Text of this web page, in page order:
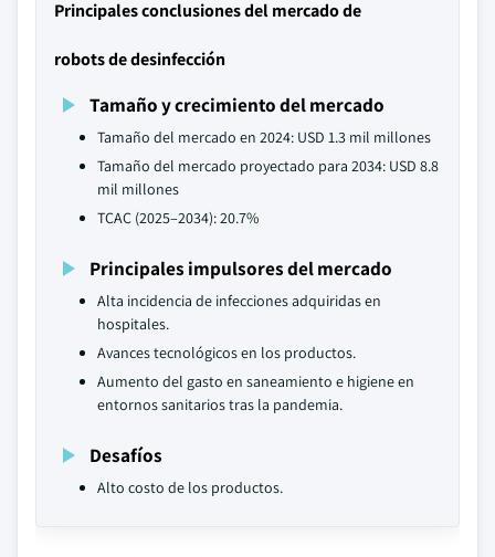
Principales conclusiones del mercado de
robots de desinfección
Tamaño y crecimiento del mercado
Tamaño del mercado en 2024: USD 1.3 mil millones
Tamaño del mercado proyectado para 2034: USD 8.8
mil millones
TCAC (2025–2034): 20.7%
Principales impulsores del mercado
Alta incidencia de infecciones adquiridas en
hospitales.
Avances tecnológicos en los productos.
Aumento del gasto en saneamiento e higiene en
entornos sanitarios tras la pandemia.
Desafíos
Alto costo de los productos.